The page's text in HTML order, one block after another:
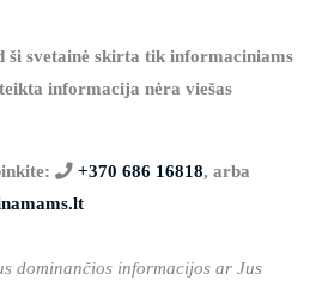
ši svetainė skirta tik informaciniams
informacija nėra viešas
+370 686 16818, arba
dominančios informacijos ar Jus